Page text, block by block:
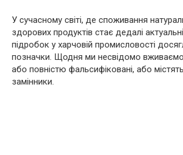
У сучасному світі, де споживання
здорових продуктів стає дедалі
підробок у харчовій промисловості
позначки. Щодня ми несвідомо вживаємо
або повністю фальсифіковані, або
замінники.